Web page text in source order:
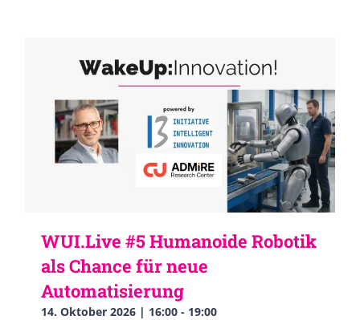
WUI.Live #5 Humanoide Robotik
als Chance für neue
Automatisierung
14. Oktober 2026 | 16:00 - 19:00